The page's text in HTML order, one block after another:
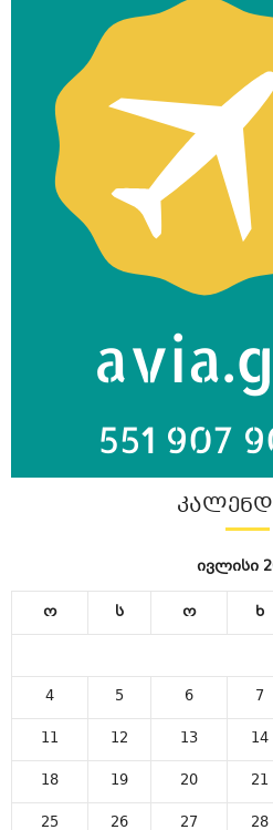
ივლისი
ო ს ო ხ
4
5 6 7
11
12 13 14
18
19 20 21
25
26 27 28